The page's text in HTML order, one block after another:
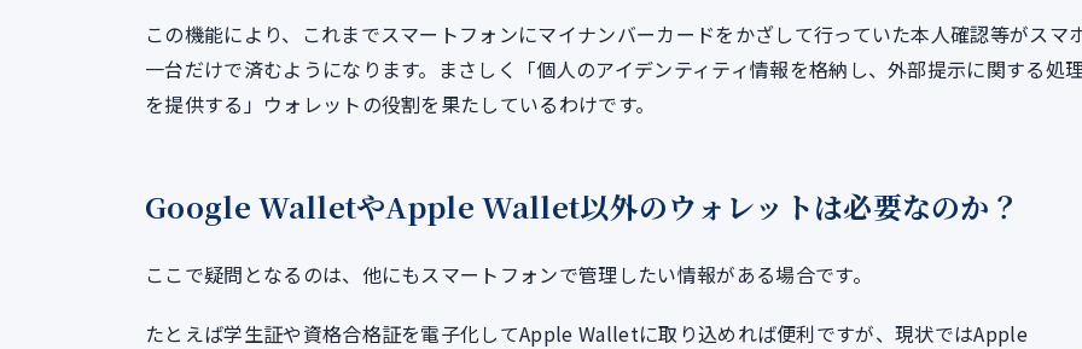
この機能により、これまでスマートフォンにマイナンバーカードをかざして行っていた本人確認等がスマ
一台だけで済むようになります。まさしく「個人のアイデンティティ情報を格納し、外部提示に関する処
を提供する」ウォレットの役割を果たしているわけです。
Google WalletやApple Wallet以外のウォレットは必要なのか？
ここで疑問となるのは、他にもスマートフォンで管理したい情報がある場合です。
たとえば学生証や資格合格証を電子化してApple Walletに取り込めれば便利ですが、現状ではApple